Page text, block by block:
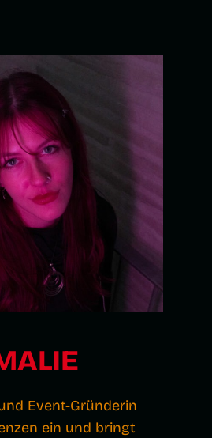
Event-Gründerin
ein und bringt